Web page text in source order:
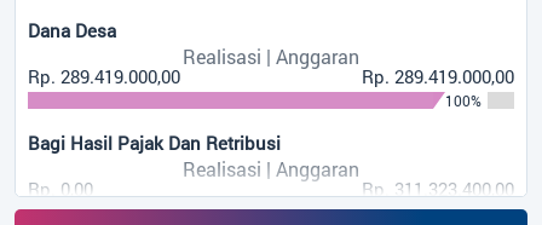
Dana Desa
Realisasi | Anggaran
Rp. 289.419.000,00 Rp. 289.419.000,00
100%
Bagi Hasil Pajak Dan Retribusi
Realisasi | Anggaran
Rp. 0,00 Rp. 311.323.400,00
0%